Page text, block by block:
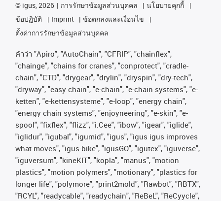
© igus, 2026 การรักษาข้อมูลส่วนบุคคล
นโยบายคุกกี้
ข้อปฏิบัติ
Imprint
ข้อตกลงและเงื่อนไข
ตั้งค่าการรักษาข้อมูลส่วนบุคคล
คําว่า "Apiro", "AutoChain", "CFRIP", "chainflex",
"chainge", "chains for cranes", "conprotect", "cradle-
chain", "CTD", "drygear", "drylin", "dryspin", "dry-tech",
"dryway", "easy chain", "e-chain", "e-chain systems", "e-
ketten", "e-kettensysteme", "e-loop", "energy chain",
"energy chain systems", "enjoyneering", "e-skin", "e-
spool", "fixflex", "flizz", "i.Cee", "ibow", "igear", "iglide",
"iglidur", "igubal", "igumid", "igus", "igus igus improves
what moves", "igus:bike", "igusGO", "igutex", "iguverse",
"iguversum", "kineKIT", "kopla", "manus", "motion
plastics", "motion polymers", "motionary", "plastics for
longer life", "polymore", "print2mold", "Rawbot", "RBTX",
"RCYL", "readycable", "readychain", "ReBeL", "ReCyycle",